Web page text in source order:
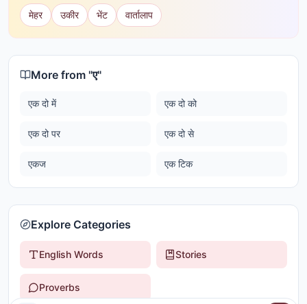
मेहर उकीर भेंट वार्तालाप
More from "ए"
एक दो में एक दो को
एक दो पर एक दो से
एकज एक टिक
Explore Categories
English Words Stories
Proverbs